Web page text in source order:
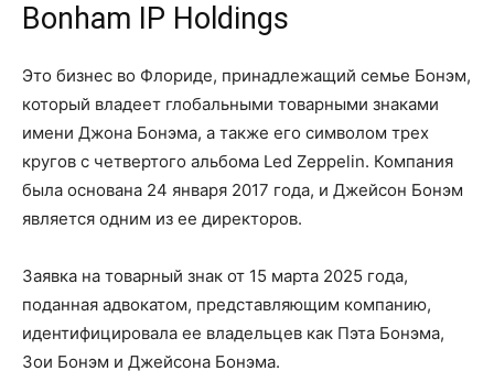
Bonham IP Holdings
Это бизнес во Флориде, принадлежащий семье Бонэм,
который владеет глобальными товарными знаками
имени Джона Бонэма, а также его символом трех
кругов с четвертого альбома Led Zeppelin. Компания
была основана 24 января 2017 года, и Джейсон Бонэм
является одним из ее директоров.
Заявка на товарный знак от 15 марта 2025 года,
поданная адвокатом, представляющим компанию,
идентифицировала ее владельцев как Пэта Бонэма,
Зои Бонэм и Джейсона Бонэма.